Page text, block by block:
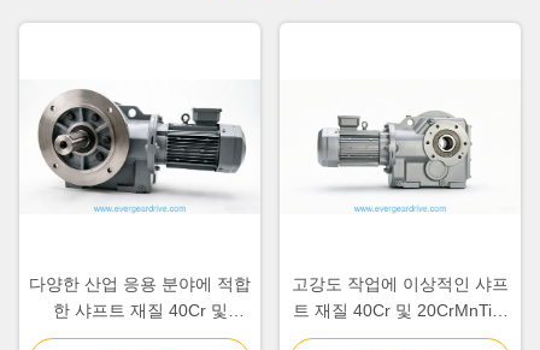
다양한 산업 응용 분야에 적합
한 샤프트 재질 40Cr 및
20CrMnTi를 갖춘 IP54 헬리
고강도 작업에 이상적인 샤프
트 재질 40Cr 및 20CrMnTi를
갖춘 부식 방지 C3 헬리컬 베